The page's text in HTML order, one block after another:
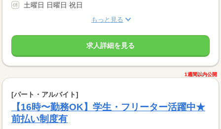
土曜日 日曜日 祝日
もっと見る
求人詳細を見る
1週間以内公開
[パート・アルバイト]
【16時〜勤務OK】学生・フリーター活躍中★
前払い制度有